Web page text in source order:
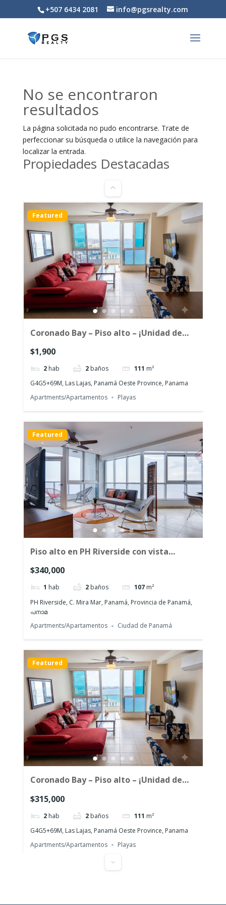
+507 6434 2081 info@pgsrealty.com
No se encontraron
resultados
La página solicitada no pudo encontrarse. Trate de
perfeccionar su búsqueda o utilice la navegación para
localizar la entrada.
Propiedades Destacadas
PH Armonia, Bella Vista – Lindo
apartamento amoblado en alquiler
$1,200
1hab
C. 41 Este, Panamá, Provincia de Panamá, പനാമ
Featured
Coronado Bay – Piso alto – ¡Unidad de
$1,900
2 hab 2 baños 111 m²
G4G5+69M, Las Lajas, Panamá Oeste Province, Panama
Apartments/Apartamentos
Playas
Featured
Piso alto en PH Riverside con vista
$340,000
1 hab 2 baños 107 m²
PH Riverside, C. Mira Mar, Panamá, Provincia de Panamá,
പനാമ
Apartments/Apartamentos
Ciudad de Panamá
Featured
Coronado Bay – Piso alto – ¡Unidad de
$315,000
2 hab 2 baños 111 m²
G4G5+69M, Las Lajas, Panamá Oeste Province, Panama
Apartments/Apartamentos
Playas